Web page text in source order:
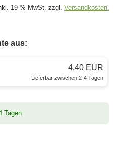
19 % MwSt. zzgl. Versandkosten.
aus:
4,40 EUR
Lieferbar zwischen 2-4 Tagen
Tagen